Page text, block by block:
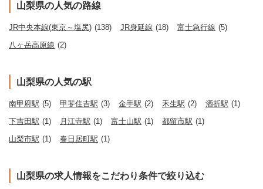
山梨県の人気の路線
JR中央本線(東京～塩尻) (138) JR身延線 (18) 富士急行線 (5)
八ヶ岳高原線 (2)
山梨県の人気の駅
南甲府駅 (5) 甲斐住吉駅 (3) 金手駅 (2) 禾生駅 (2) 酒折駅 (1)
下吉田駅 (1) 月江寺駅 (1) 富士山駅 (1) 都留市駅 (1)
山梨市駅 (1) 春日居町駅 (1)
山梨県の求人情報をこだわり条件で絞り込む